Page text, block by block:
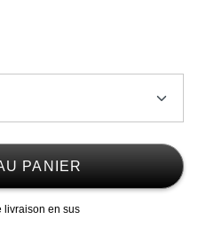
PANIER
livraison en sus